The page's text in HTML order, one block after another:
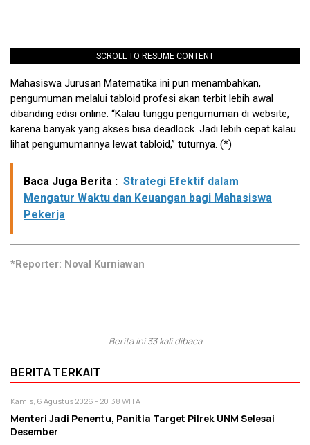
SCROLL TO RESUME CONTENT
Mahasiswa Jurusan Matematika ini pun menambahkan,
pengumuman melalui tabloid profesi akan terbit lebih awal
dibanding edisi online. “Kalau tunggu pengumuman di website,
karena banyak yang akses bisa deadlock. Jadi lebih cepat kalau
lihat pengumumannya lewat tabloid,” tuturnya. (*)
Baca Juga Berita : Strategi Efektif dalam
Mengatur Waktu dan Keuangan bagi Mahasiswa
Pekerja
*Reporter: Noval Kurniawan
Berita ini 33 kali dibaca
BERITA TERKAIT
Kamis, 6 Agustus 2026 - 20:38 WITA
Menteri Jadi Penentu, Panitia Target Pilrek UNM Selesai
Desember